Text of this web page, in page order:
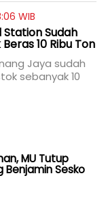
WIB
Sudah
10 Ribu Ton
Jaya sudah
sebanyak 10
MU Tutup
Benjamin Sesko